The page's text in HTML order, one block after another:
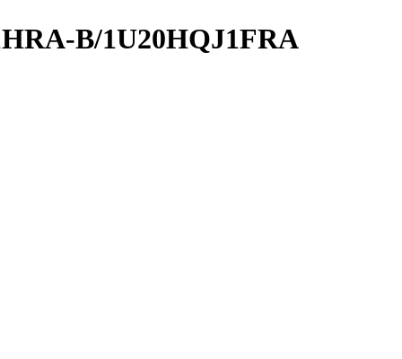
B/1U20HQJ1FRA